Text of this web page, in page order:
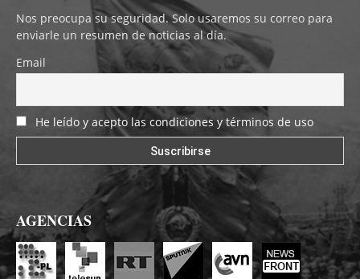
Nos preocupa su seguridad. Solo usaremos su correo para
enviarle un resumen de noticias al día.
Email
He leído y acepto las condiciones y términos de uso
AGENCIAS